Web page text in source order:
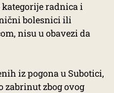
radnica i
bolesnici ili
nisu u obavezi da
iz pogona u Subotici,
zabrinut zbog ovog